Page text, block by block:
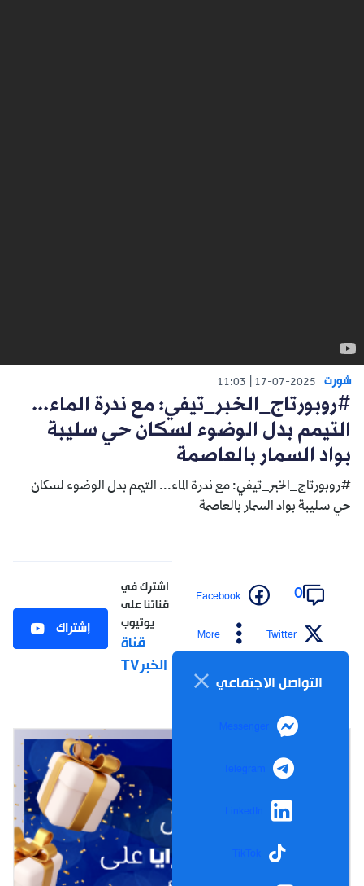
شورت 17-07-2025
11:03
#روبورتاج_الخبر_تيفي: مع ندرة الماء...
التيمم بدل الوضوء لسكان حي سليبة
بواد السمار بالعاصمة
#روبورتاج_الخبر_تيفي: مع ندرة الماء... التيمم بدل الوضوء لسكان
حي سليبة بواد السمار بالعاصمة
0
Facebook
Twitter
More
التواصل الاجتماعي
Messenger
Telegram
LinkedIn
TikTok
اشترك في
قناتنا على
يوتيوب
قناة
الخبرTV
إشتراك